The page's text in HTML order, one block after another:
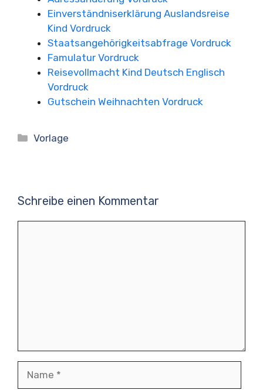
Einverständniserklärung Auslandsreise
Kind Vordruck
Staatsangehörigkeitsabfrage Vordruck
Famulatur Vordruck
Reisevollmacht Kind Deutsch Englisch
Vordruck
Gutschein Weihnachten Vordruck
Kategorien
Vorlage
Schreibe einen Kommentar